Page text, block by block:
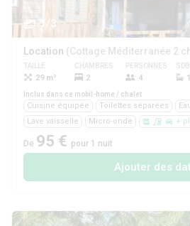
1/3
Location
TAILLE
29 m²
CHAMBRES
2
PERSONNES
4
SDB
1
Inclus dans ce mobil-home / chalet
Cuisine équipée Toilettes séparées
Lave vaisselle
Micro-onde +
De 95 € pour 1 nuit
Ajouter des